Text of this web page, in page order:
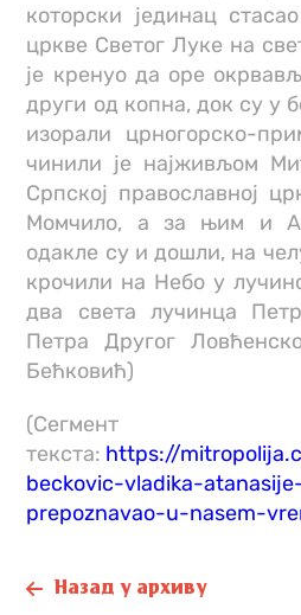
которски јединац
цркве Светог Луке на
је кренуо да оре
други од копна, док су у
изорали црногорско-
чинили је најживљом
Српској православној
Момчило, а за њим и
одакле су и дошли, на
крочили на Небо у
два света лучинца
Петра Другог
Бећковић)
текста: https://
beckovic-vladika-
prepoznavao-u-nasem-
Назад у архиву